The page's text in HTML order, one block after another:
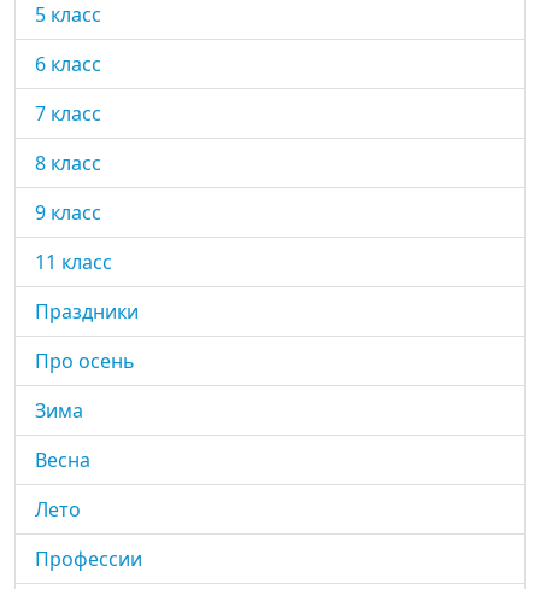
5 класс
6 класс
7 класс
8 класс
9 класс
11 класс
Праздники
Про осень
Зима
Весна
Лето
Профессии